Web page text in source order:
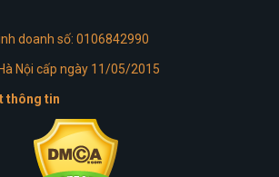
doanh số: 0106842990
Nội cấp ngày 11/05/2015
thông tin